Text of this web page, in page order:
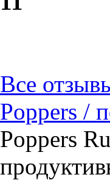
Все
Poppers /
Poppers